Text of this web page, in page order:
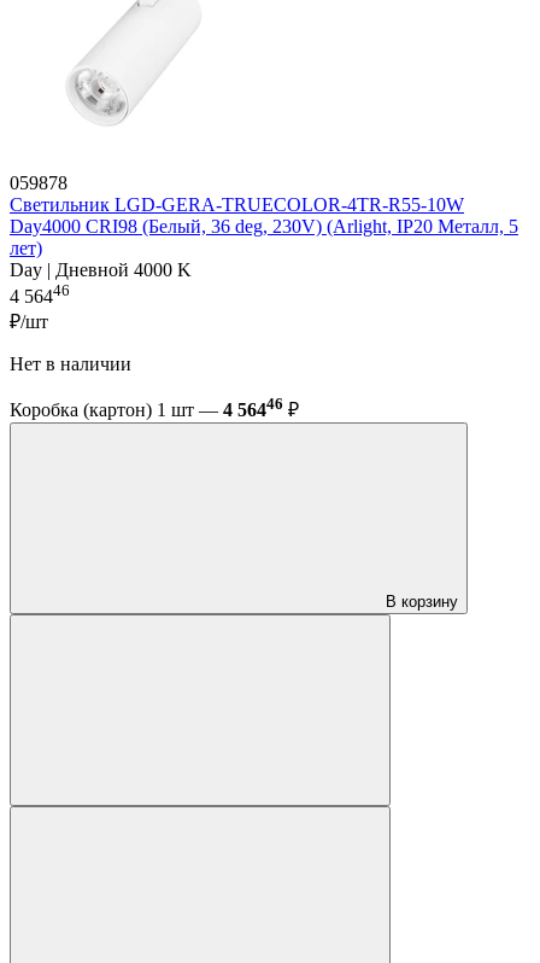
059878
Светильник LGD-GERA-TRUECOLOR-4TR-R55-10W
Day4000 CRI98 (Белый, 36 deg, 230V) (Arlight, IP20 Металл, 5
лет)
Day | Дневной 4000 K
4 56446
₽/шт
Нет в наличии
Коробка (картон) 1 шт — 4 56446 ₽
В корзину